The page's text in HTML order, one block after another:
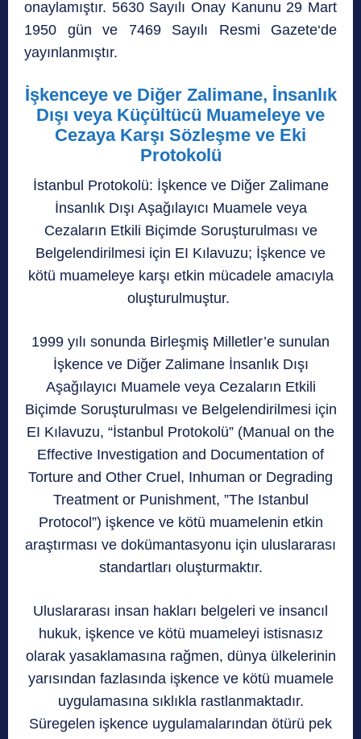
onaylamıştır. 5630 Sayılı Onay Kanunu 29 Mart
1950 gün ve 7469 Sayılı Resmi Gazete‘de
yayınlanmıştır.
İşkenceye ve Diğer Zalimane, İnsanlık
Dışı veya Küçültücü Muameleye ve
Cezaya Karşı Sözleşme ve Eki
Protokolü
İstanbul Protokolü: İşkence ve Diğer Zalimane
İnsanlık Dışı Aşağılayıcı Muamele veya
Cezaların Etkili Biçimde Soruşturulması ve
Belgelendirilmesi için EI Kılavuzu; İşkence ve
kötü muameleye karşı etkin mücadele amacıyla
oluşturulmuştur.
1999 yılı sonunda Birleşmiş Milletler’e sunulan
İşkence ve Diğer Zalimane İnsanlık Dışı
Aşağılayıcı Muamele veya Cezaların Etkili
Biçimde Soruşturulması ve Belgelendirilmesi için
EI Kılavuzu, “İstanbul Protokolü” (Manual on the
Effective Investigation and Documentation of
Torture and Other Cruel, Inhuman or Degrading
Treatment or Punishment, ”The Istanbul
Protocol”) işkence ve kötü muamelenin etkin
araştırması ve dokümantasyonu için uluslararası
standartları oluşturmaktır.
Uluslararası insan hakları belgeleri ve insancıl
hukuk, işkence ve kötü muameleyi istisnasız
olarak yasaklamasına rağmen, dünya ülkelerinin
yarısından fazlasında işkence ve kötü muamele
uygulamasına sıklıkla rastlanmaktadır.
Süregelen işkence uygulamalarından ötürü pek